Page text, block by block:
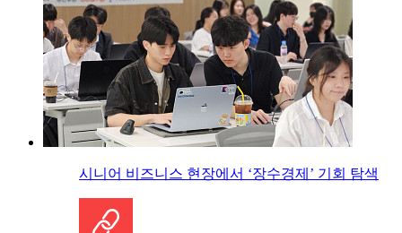
시니어 비즈니스 현장에서 ‘장수경제’ 기회 탐색